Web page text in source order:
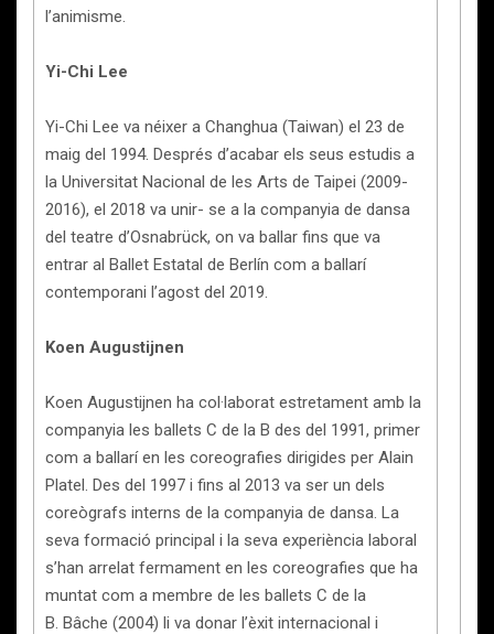
l’animisme.
Yi-Chi Lee
Yi-Chi Lee va néixer a Changhua (Taiwan) el 23 de
maig del 1994. Després d’acabar els seus estudis a
la Universitat Nacional de les Arts de Taipei (2009-
2016), el 2018 va unir- se a la companyia de dansa
del teatre d’Osnabrück, on va ballar fins que va
entrar al Ballet Estatal de Berlín com a ballarí
contemporani l’agost del 2019.
Koen Augustijnen
Koen Augustijnen ha col·laborat estretament amb la
companyia les ballets C de la B des del 1991, primer
com a ballarí en les coreografies dirigides per Alain
Platel. Des del 1997 i fins al 2013 va ser un dels
coreògrafs interns de la companyia de dansa. La
seva formació principal i la seva experiència laboral
s’han arrelat fermament en les coreografies que ha
muntat com a membre de les ballets C de la
B. Bâche (2004) li va donar l’èxit internacional i